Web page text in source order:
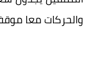
والحركات معا